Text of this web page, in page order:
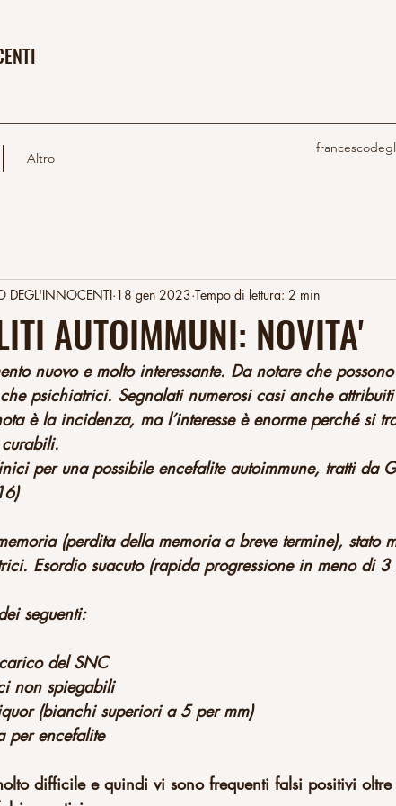
Altro
AUTOIMMUNI: NOVITA'
DEGL'INNOCENTI 18 gen 2023 Tempo di lettura: 2 min
nuovo e molto interessante. Da notare che
psichiatrici. Segnalati numerosi casi anche
è la incidenza, ma l’interesse è enorme perché si
per una possibile encefalite autoimmune, tratti da
(perdita della memoria a breve termine), stato
Esordio suacuto (rapida progressione in meno di 3
seguenti:
del SNC
non spiegabili
(bianchi superiori a 5 per mm)
per encefalite
difficile e quindi vi sono frequenti falsi positivi